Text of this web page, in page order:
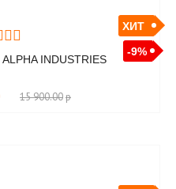
-9%
ХИТ
INDUSTRIES
15 900.00р